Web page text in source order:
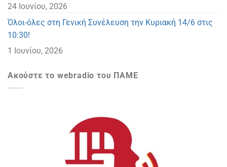
24 Ιουνίου, 2026
Όλοι-όλες στη Γενική Συνέλευση την Κυριακή 14/6 στις
10:30!
1 Ιουνίου, 2026
Ακούστε το webradio του ΠΑΜΕ